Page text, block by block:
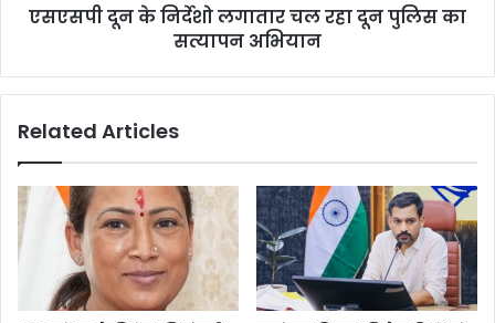
काएसएसपी दून के निर्देशो लगातार चल रहा दून पुलिस का
सत्यापन अभियान
Related Articles